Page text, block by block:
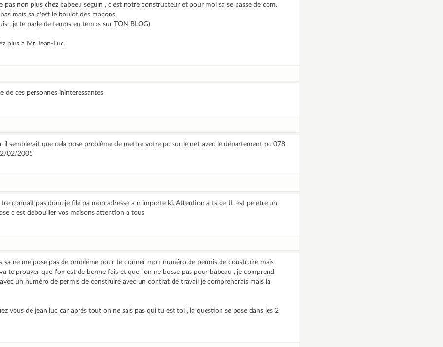
pas non plus chez babeeu seguin , c'est notre constructeur et pour moi sa se passe de com.
mais sa c'est le boulot des maçons
, je te parle de temps en temps sur TON BLOG)
plus a Mr Jean-Luc.
de ces personnes ininteressantes
il semblerait que cela pose problème de mettre votre pc sur le net avec le département pc 078
02/2005
connait pas donc je file pa mon adresse a n importe ki. Attention a ts ce JL est pe etre un
c est debouiller vos maisons attention a tous
sa ne me pose pas de probléme pour te donner mon numéro de permis de construire mais
te prouver que l'on est de bonne fois et que l'on ne bosse pas pour babeau , je comprend
un numéro de permis de construire avec un contrat de travail je comprendrais mais la
vous de jean luc car aprés tout on ne sais pas qui tu est toi , la question se pose dans les 2